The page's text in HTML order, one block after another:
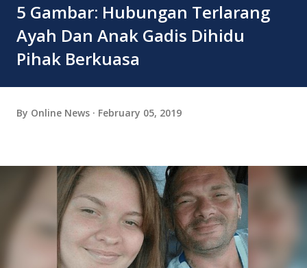
5 Gambar: Hubungan Terlarang
Ayah Dan Anak Gadis Dihidu
Pihak Berkuasa
By Online News February 05, 2019